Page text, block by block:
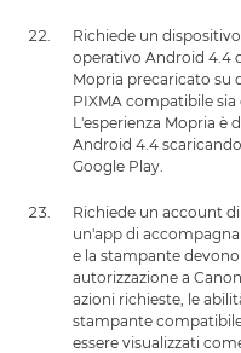
Richiede un
operativo Android 4.4
Mopria precaricato su
PIXMA compatibile sia
L'esperienza Mopria è
Android 4.4
Google Play.
Richiede un account
un'app di
e la stampante
autorizzazione a
azioni richieste, le
stampante
essere visualizzati